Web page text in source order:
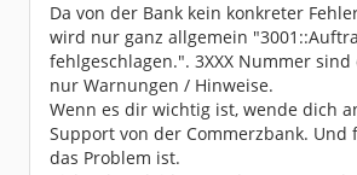
Da von der Bank kein konkreter
wird nur ganz allgemein
fehlgeschlagen.". 3XXX Nummer
nur Warnungen / Hinweise.
Wenn es dir wichtig ist, wende dich
Support von der Commerzbank. Und
das Problem ist.